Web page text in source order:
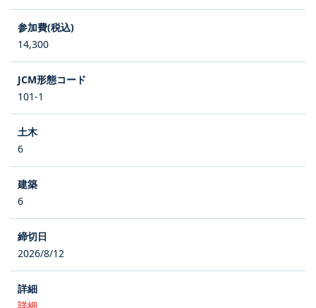
14,300
101-1
6
6
2026/8/12